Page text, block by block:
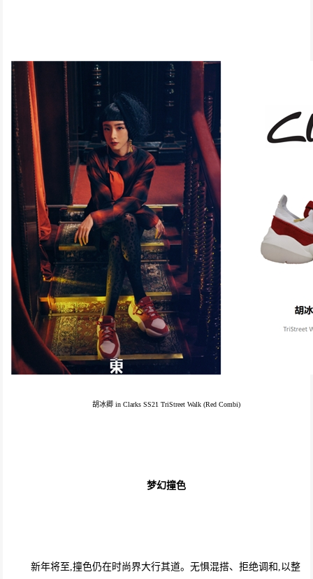
胡冰卿 in Clarks SS21 TriStreet Walk (Red Combi)
梦幻撞色
新年将至,撞色仍在时尚界大行其道。无惧混搭、拒绝调和,以整